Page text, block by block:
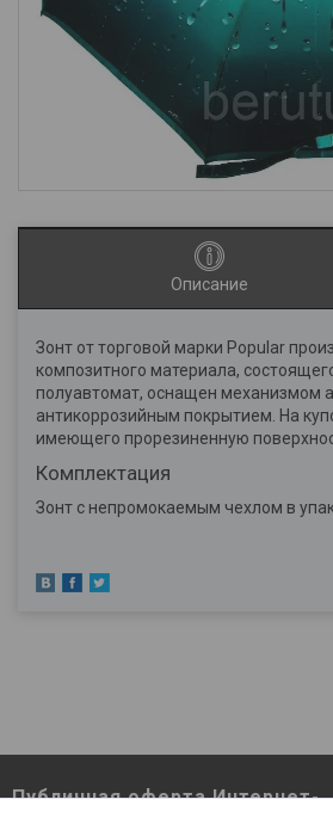
Описание
Зонт от торговой марки Popular
композитного материала,
полуавтомат, оснащен механизмом
антикоррозийным покрытием. На
имеющего прорезиненную
Комплектация
Зонт с непромокаемым чехлом в
Публичная оферта Интернет-